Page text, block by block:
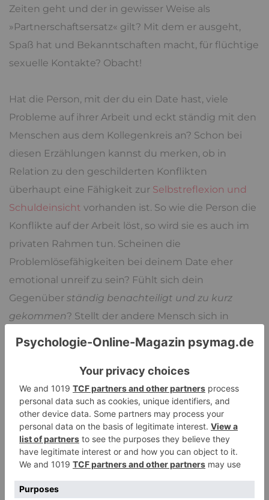
Zeiten geht und der in gewisser Weise als
»Partnerschaftsersatz« gilt? Mit dem er ausgeht,
Spaß hat und Bekanntschaften macht, für flüchtige
sexuelle Kontakte? Obacht!
Hat die Person, mit der du ein Date hast, viele
Probleme auf ihrer Arbeit und eckt ständig mit den
Menschen aus dem Kollegenkreis an? Schon bei
diesen Erzählungen kannst du merken, ob in
Relation zu den geschilderten Konflikten
überhaupt eine Fähigkeit zur Selbstreflexion und
Schuldeinsicht vorhanden ist. So wie die Person die
Konflikte auf der Arbeit löst, so wird sie es auch im
privaten Rahmen tun. Scheinen die
Problemlösefähigkeiten bei deinem Date eher
emotional unreif zu sein? Fühlt sich dein
Gegenüber ständig benachteiligt und zu kurz
gekommen? Stellt der andere Mensch sich in
seinen Erzählungen entweder als
Held/Heldin oder
als Opfer
dar?
Auch kannst du schon früh abgleichen, ob dein
Gegenüber im Verhältnis zu dem von ihm/ihr
getätigten Aufwandrealistische oder
hochfliegende Träume hat.Narzissmusist
manchmal durch hochfliegende, unrealistische
Träume erkennbar, weil die Person der Meinung ist,
ihr würde mehr zustehen, da sie etwas Besonderes